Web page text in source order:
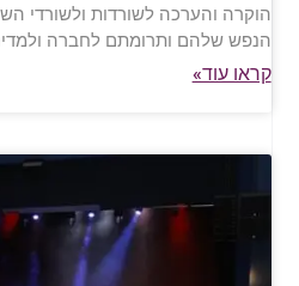
הוקרה והערכה לשורדות ולשורדי
הנפש שלהם ותרומתם לחברה
קראו עוד»